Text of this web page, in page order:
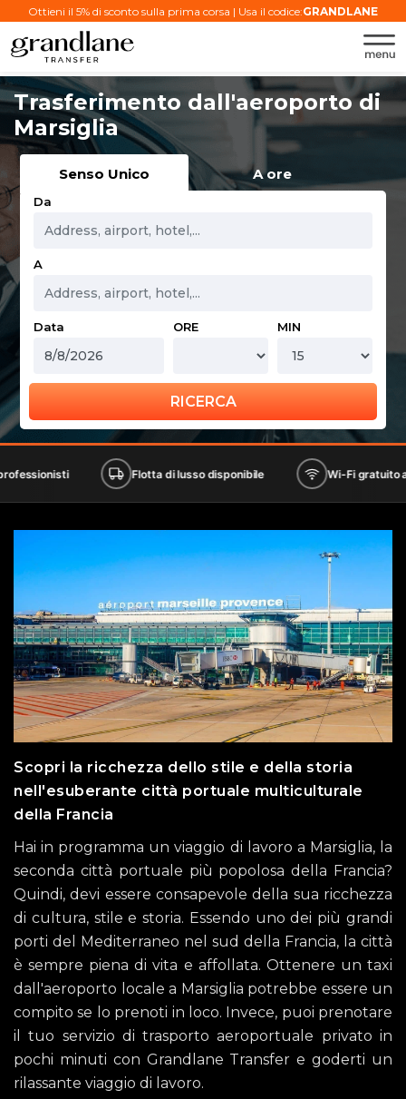
Ottieni il 5% di sconto sulla prima corsa | Usa il codice:GRANDLANE
Trasferimento dall'aeroporto di
Marsiglia
Senso Unico A ore
Da
A
Data ORE MIN
RICERCA
Flotta di lusso disponibile Wi-Fi gratuito a bordo
Scopri la ricchezza dello stile e della storia
nell'esuberante città portuale multiculturale
della Francia
Hai in programma un viaggio di lavoro a Marsiglia, la
seconda città portuale più popolosa della Francia?
Quindi, devi essere consapevole della sua ricchezza
di cultura, stile e storia. Essendo uno dei più grandi
porti del Mediterraneo nel sud della Francia, la città
è sempre piena di vita e affollata. Ottenere un taxi
dall'aeroporto locale a Marsiglia potrebbe essere un
compito se lo prenoti in loco. Invece, puoi prenotare
il tuo servizio di trasporto aeroportuale privato in
pochi minuti con Grandlane Transfer e goderti un
rilassante viaggio di lavoro.